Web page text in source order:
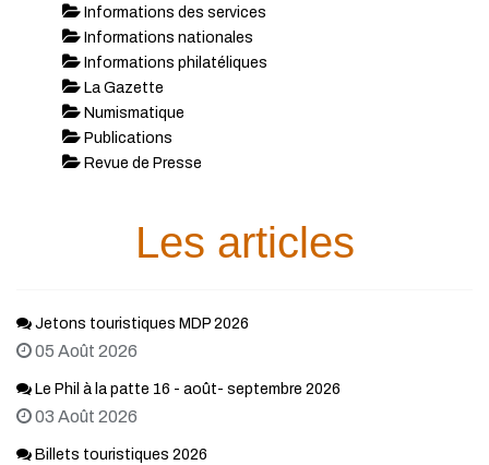
Informations des services
Informations nationales
Informations philatéliques
La Gazette
Numismatique
Publications
Revue de Presse
Les articles
Jetons touristiques MDP 2026
05 Août 2026
Le Phil à la patte 16 - août- septembre 2026
03 Août 2026
Billets touristiques 2026